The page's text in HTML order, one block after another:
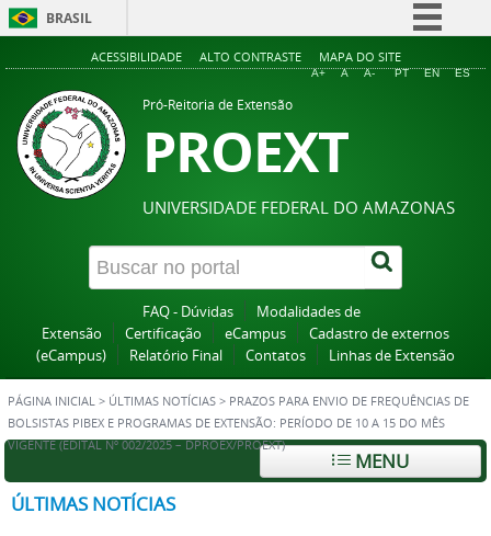
BRASIL
Simplifique!
Acesso à informação
ACESSIBILIDADE ALTO CONTRASTE MAPA DO SITE
A+ A A- PT EN ES
Pró-Reitoria de Extensão
PROEXT
UNIVERSIDADE FEDERAL DO AMAZONAS
FAQ - Dúvidas
Modalidades de
Extensão
Certificação eCampus
Cadastro de externos
(eCampus)
Relatório Final Contatos Linhas de Extensão
PÁGINA INICIAL > ÚLTIMAS NOTÍCIAS > PRAZOS PARA ENVIO DE FREQUÊNCIAS DE
BOLSISTAS PIBEX E PROGRAMAS DE EXTENSÃO: PERÍODO DE 10 A 15 DO MÊS
VIGENTE (EDITAL Nº 002/2025 – DPROEX/PROEXT)
MENU
ÚLTIMAS NOTÍCIAS